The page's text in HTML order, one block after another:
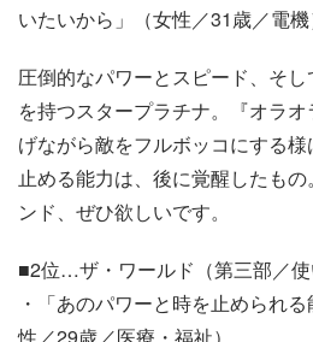
いたいから」（女性／31歳／電機
圧倒的なパワーとスピード、そ
を持つスタープラチナ。『オラ
げながら敵をフルボッコにする
止める能力は、後に覚醒したも
ンド、ぜひ欲しいです。
■2位…ザ・ワールド（第三部／使
・「あのパワーと時を止められ
性／29歳／医療・福祉）